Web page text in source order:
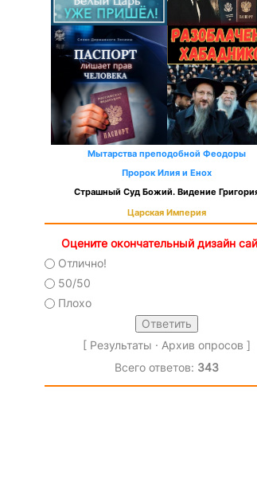
Мытарства преподобной Феодоры
Пророк Илия и Енох
Страшный Суд Божий. Видение
Царская Империя
Оцените окончательный дизайн
Отлично!
50/50
Плохо
[ Результаты · Архив опросов ]
Всего ответов: 343